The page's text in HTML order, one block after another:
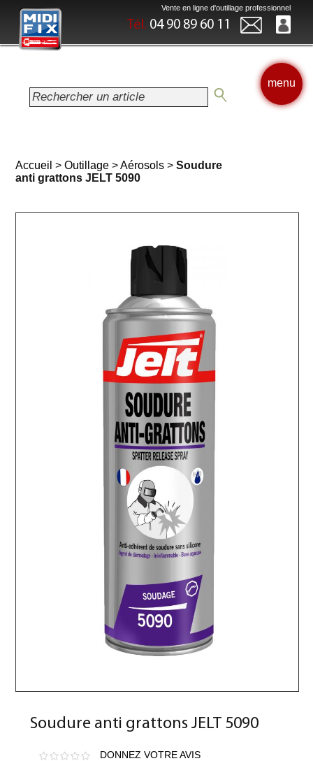
Vente en ligne d'outillage professionnel
Tél. 04 90 89 60 11
menu
Accueil >Outillage >Aérosols >Soudure
anti grattons JELT 5090
Soudure anti grattons JELT 5090
DONNEZ VOTRE AVIS